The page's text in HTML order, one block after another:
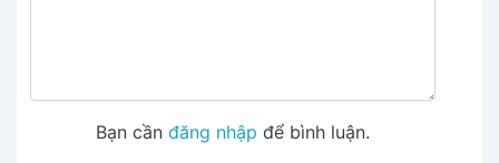
Bạn cần đăng nhập để bình luận.